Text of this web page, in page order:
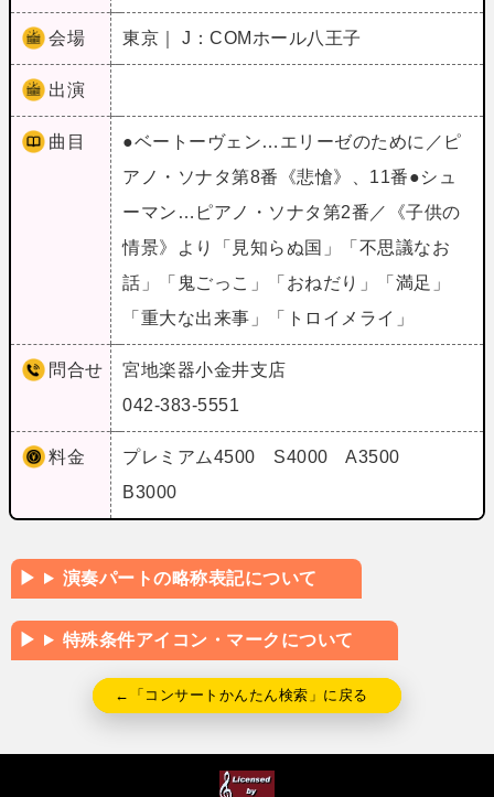
会場 東京｜ J：COMホール八王子
出演
曲目
●ベートーヴェン…エリーゼのために／ピ
アノ・ソナタ第8番《悲愴》、11番●シュ
ーマン…ピアノ・ソナタ第2番／《子供の
情景》より「見知らぬ国」「不思議なお
話」「鬼ごっこ」「おねだり」「満足」
「重大な出来事」「トロイメライ」
問合せ
宮地楽器小金井支店
042-383-5551
料金
プレミアム4500 S4000 A3500
B3000
演奏パートの略称表記について
特殊条件アイコン・マークについて
←「コンサートかんたん検索」に戻る